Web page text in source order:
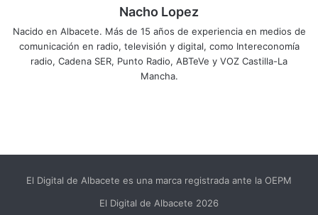
Nacho Lopez
Nacido en Albacete. Más de 15 años de experiencia en medios de
comunicación en radio, televisión y digital, como Intereconomía
radio, Cadena SER, Punto Radio, ABTeVe y VOZ Castilla-La
Mancha.
El Digital de Albacete es una marca registrada ante la OEPM
El Digital de Albacete 2026